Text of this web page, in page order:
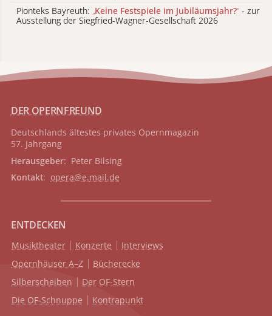
Pionteks Bayreuth: „Keine Festspiele im Jubiläumsjahr?“ - zur
Ausstellung der Siegfried-Wagner-Gesellschaft 2026
DER OPERNFREUND
Deutschlands ältestes privates Opernmagazin
57. Jahrgang
Herausgeber: Peter Bilsing
Kontakt: opera@e.mail.de
ENTDECKEN
Musiktheater Konzerte
Interviews
Opernhäuser A–Z
Bücherecke
Silberscheiben
Der OF-Stern
Die OF-Schnuppe
Kontrapunkt